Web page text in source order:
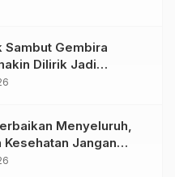
Sambut Gembira
Dilirik Jadi
Favorit Klub-Klub
Menyeluruh,
Kesehatan Jangan